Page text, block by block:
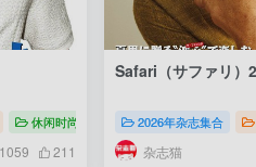
休闲时尚 Safari（サファリ）2026
1059 211
Safari（サファリ）
2026年杂志集合
杂志猫
社交账号登录